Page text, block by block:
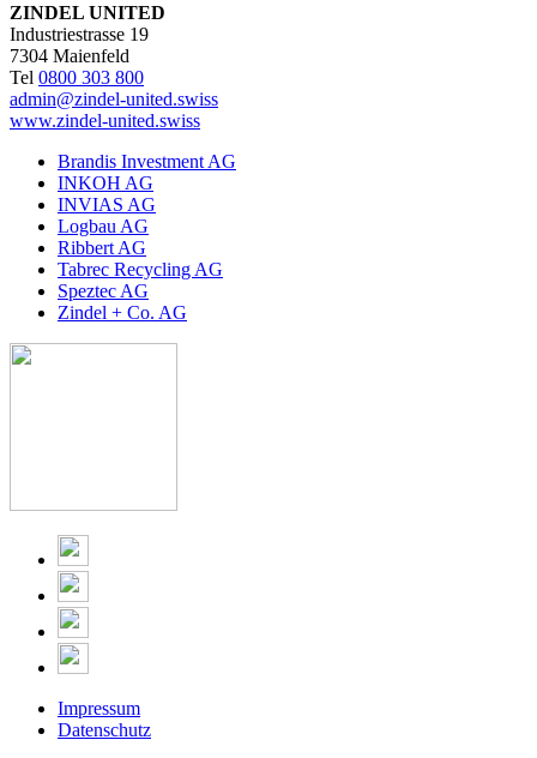
ZINDEL UNITED
Industriestrasse 19
7304 Maienfeld
Tel 0800 303 800
admin@zindel-united.swiss
www.zindel-united.swiss
Brandis Investment AG
INKOH AG
INVIAS AG
Logbau AG
Ribbert AG
Tabrec Recycling AG
Speztec AG
Zindel + Co. AG
Impressum
Datenschutz